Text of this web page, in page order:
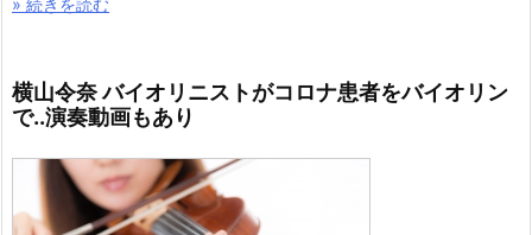
» 続きを読む
横山令奈 バイオリニストがコロナ患者をバイオリン
で..演奏動画もあり